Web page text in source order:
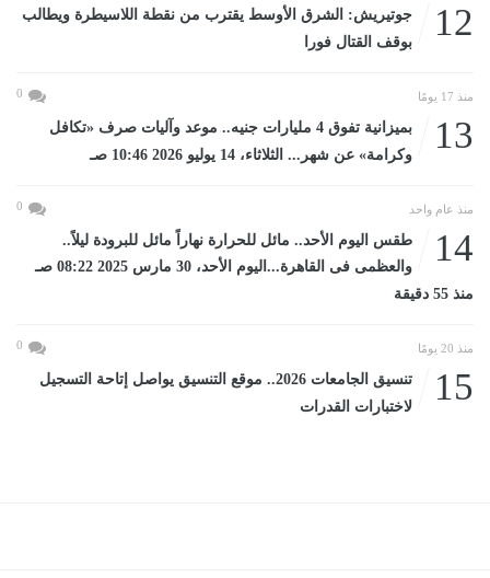
12
جوتيريش: الشرق الأوسط يقترب من نقطة اللاسيطرة ويطالب
بوقف القتال فورا
منذ 17 يومًا 0
13
بميزانية تفوق 4 مليارات جنيه.. موعد وآليات صرف «تكافل
وكرامة» عن شهر... الثلاثاء، 14 يوليو 2026 10:46 صـ
منذ عام واحد 0
14
طقس اليوم الأحد.. مائل للحرارة نهاراً مائل للبرودة ليلاً..
والعظمى فى القاهرة...اليوم الأحد، 30 مارس 2025 08:22 صـ
منذ 55 دقيقة
منذ 20 يومًا 0
15
تنسيق الجامعات 2026.. موقع التنسيق يواصل إتاحة التسجيل
لاختبارات القدرات